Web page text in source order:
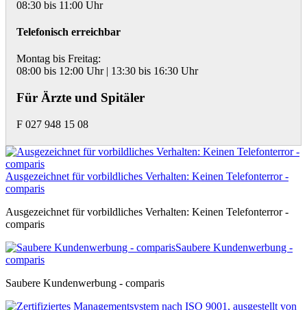
08:30 bis 11:00 Uhr
Telefonisch erreichbar
Montag bis Freitag:
08:00 bis 12:00 Uhr | 13:30 bis 16:30 Uhr
Für Ärzte und Spitäler
F 027 948 15 08
Ausgezeichnet für vorbildliches Verhalten: Keinen Telefonterror -
comparis
Ausgezeichnet für vorbildliches Verhalten: Keinen Telefonterror -
comparis
Saubere Kundenwerbung -
comparis
Saubere Kundenwerbung - comparis